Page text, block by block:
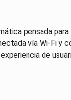
pensada
vía Wi‑Fi y
de